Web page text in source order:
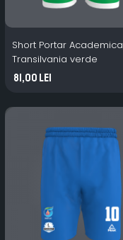
Short Portar Academica
Transilvania verde
81,00 Lei